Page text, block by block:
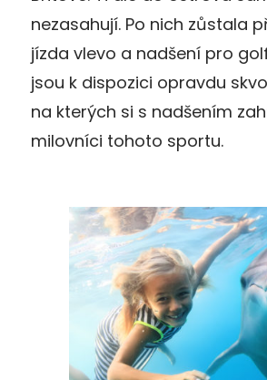
nezasahují. Po nich zůstala
jízda vlevo a nadšení pro
jsou k dispozici opravdu
na kterých si s nadšením
milovníci tohoto sportu.